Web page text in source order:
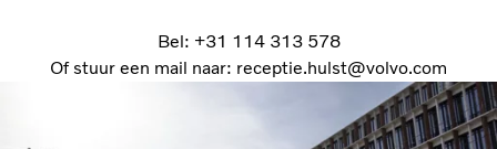
Bel: +31 114 313 578
Of stuur een mail naar: receptie.hulst@volvo.com